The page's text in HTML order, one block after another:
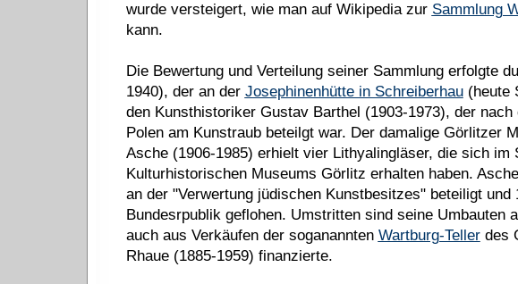
wurde versteigert, wie man auf Wikipedia zur Sammlung
kann.
Die Bewertung und Verteilung seiner Sammlung erfolgte
1940), der an der Josephinenhütte in Schreiberhau(heute
den Kunsthistoriker Gustav Barthel (1903-1973), der
Polen am Kunstraub beteilgt war. Der damalige Görlitzer
Asche (1906-1985) erhielt vier Lithyalingläser, die sich im
Kulturhistorischen Museums Görlitz erhalten haben.
an der "Verwertung jüdischen Kunstbesitzes" beteiligt und
Bundesrpublik geflohen. Umstritten sind seine Umbauten
auch aus Verkäufen der soganannten Wartburg-Tellerdes
Rhaue (1885-1959) finanzierte.